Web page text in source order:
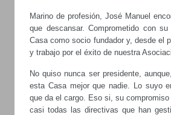
Marino de profesión, José Manuel
que descansar. Comprometido con
Casa como socio fundador y, desde el
y trabajo por el éxito de nuestra
No quiso nunca ser presidente,
esta Casa mejor que nadie. Lo suyo
que da el cargo. Eso si, su
casi todas las directivas que han